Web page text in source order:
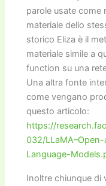
parole usate come
materiale dello
storico Eliza è il
materiale simile a
function su una
Una altra fonte
come vengano
questo articolo:
https://
032/
Language-
Inoltre chiunque di